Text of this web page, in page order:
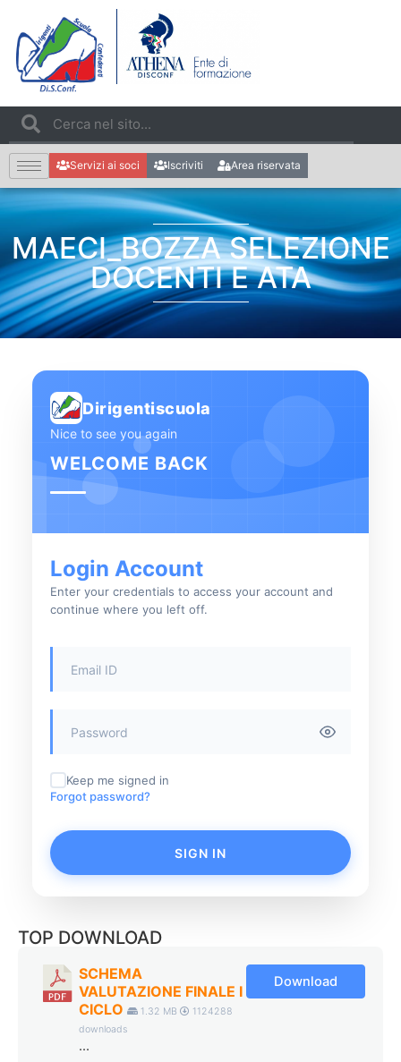
Servizi ai soci Iscriviti Area riservata
MAECI_BOZZA SELEZIONE
DOCENTI E ATA
Dirigentiscuola
Nice to see you again
WELCOME BACK
Login Account
Enter your credentials to access your account and
continue where you left off.
Keep me signed in
Forgot password?
SIGN IN
TOP DOWNLOAD
SCHEMA
VALUTAZIONE FINALE I
CICLO
1.32 MB
1124288
downloads
...
Download